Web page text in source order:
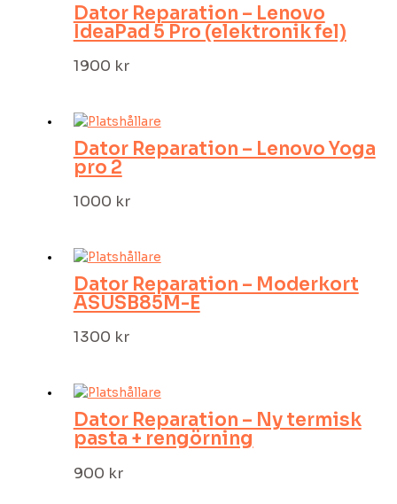
Dator Reparation – Lenovo
IdeaPad 5 Pro (elektronik fel)
1900 kr
Dator Reparation – Lenovo Yoga
pro 2
1000 kr
Dator Reparation – Moderkort
ASUSB85M-E
1300 kr
Dator Reparation – Ny termisk
pasta + rengörning
900 kr